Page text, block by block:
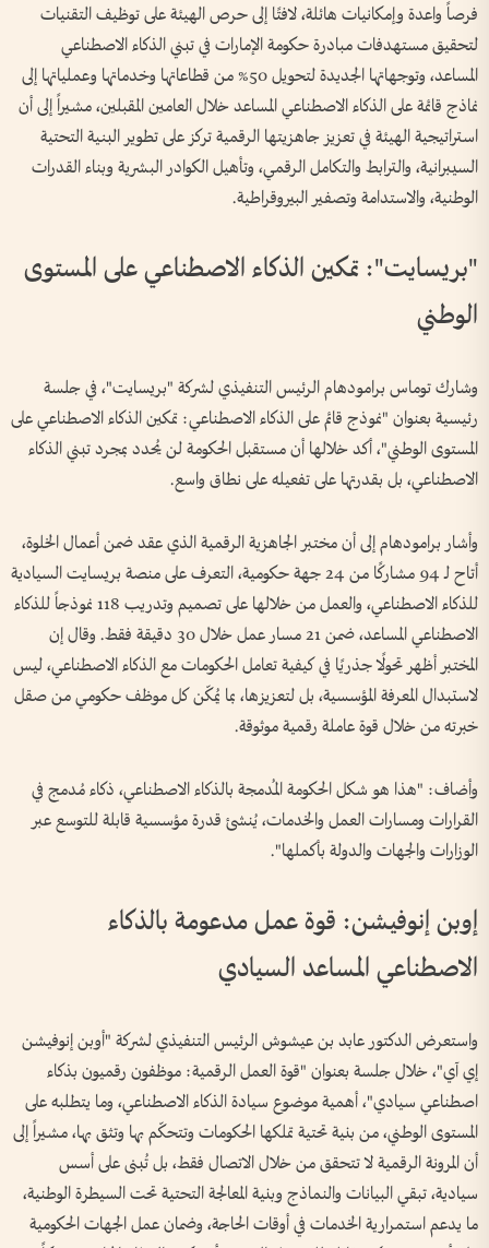
فرصاً واعدة وإمكانيات هائلة، لافتًا إلى حرص الهيئة على توظيف التقنيات
لتحقيق مستهدفات مبادرة حكومة الإمارات في تبني الذكاء الاصطناعي
المساعد، وتوجهاتها الجديدة لتحويل 50% من قطاعاتها وخدماتها وعملياتها إلى
نماذج قائمة على الذكاء الاصطناعي المساعد خلال العامين المقبلين، مشيراً إلى أن
استراتيجية الهيئة في تعزيز جاهزيتها الرقمية تركز على تطوير البنية التحتية
السيبرانية، والترابط والتكامل الرقمي، وتأهيل الكوادر البشرية وبناء القدرات
الوطنية، والاستدامة وتصفير البيروقراطية.
"بريسايت": تمكين الذكاء الاصطناعي على المستوى
الوطني
وشارك توماس برامودهام الرئيس التنفيذي لشركة "بريسايت"، في جلسة
رئيسية بعنوان "نموذج قائم على الذكاء الاصطناعي: تمكين الذكاء الاصطناعي على
المستوى الوطني"، أكد خلالها أن مستقبل الحكومة لن يُحدد بمجرد تبني الذكاء
الاصطناعي، بل بقدرتها على تفعيله على نطاق واسع.
وأشار برامودهام إلى أن مختبر الجاهزية الرقمية الذي عقد ضمن أعمال الخلوة،
أتاح لـ 94 مشاركًا من 24 جهة حكومية، التعرف على منصة بريسايت السيادية
للذكاء الاصطناعي، والعمل من خلالها على تصميم وتدريب 118 نموذجاً للذكاء
الاصطناعي المساعد، ضمن 21 مسار عمل خلال 30 دقيقة فقط. وقال إن
المختبر أظهر تحولًا جذريًا في كيفية تعامل الحكومات مع الذكاء الاصطناعي، ليس
لاستبدال المعرفة المؤسسية، بل لتعزيزها، بما يُمكّن كل موظف حكومي من صقل
خبرته من خلال قوة عاملة رقمية موثوقة.
وأضاف: "هذا هو شكل الحكومة المُدمجة بالذكاء الاصطناعي، ذكاء مُدمج في
القرارات ومسارات العمل والخدمات، يُنشئ قدرة مؤسسية قابلة للتوسع عبر
الوزارات والجهات والدولة بأكملها".
إوبن إنوفيشن: قوة عمل مدعومة بالذكاء
الاصطناعي المساعد السيادي
واستعرض الدكتور عابد بن عيشوش الرئيس التنفيذي لشركة "أوبن إنوفيشن
إي آي"، خلال جلسة بعنوان "قوة العمل الرقمية: موظفون رقميون بذكاء
اصطناعي سيادي"، أهمية موضوع سيادة الذكاء الاصطناعي، وما يتطلبه على
المستوى الوطني، من بنية تحتية تملكها الحكومات وتتحكّم بها وتثق بها، مشيراً إلى
أن المرونة الرقمية لا تتحقق من خلال الاتصال فقط، بل تُبنى على أسس
سيادية، تبقي البيانات والنماذج وبنية المعالجة التحتية تحت السيطرة الوطنية،
ما يدعم استمرارية الخدمات في أوقات الحاجة، وضمان عمل الجهات الحكومية